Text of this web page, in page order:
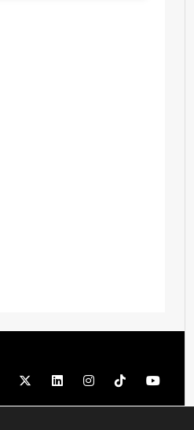
- Todos los derechos reservados